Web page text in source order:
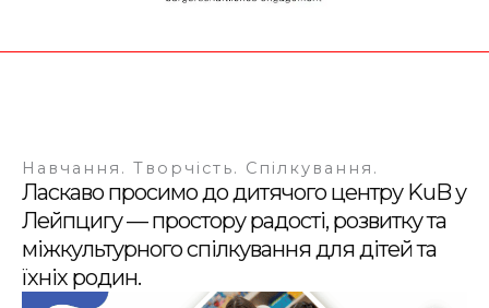
Навчання. Творчість. Спілкування.
Ласкаво просимо до дитячого центру KuB у
Лейпцигу — простору радості, розвитку та
міжкультурного спілкування для дітей та
їхніх родин.